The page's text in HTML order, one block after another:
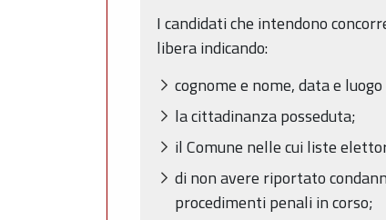
I candidati che intendono
libera indicando:
cognome e nome, data e
la cittadinanza posseduta;
il Comune nelle cui liste
di non avere riportato
procedimenti penali in corso;